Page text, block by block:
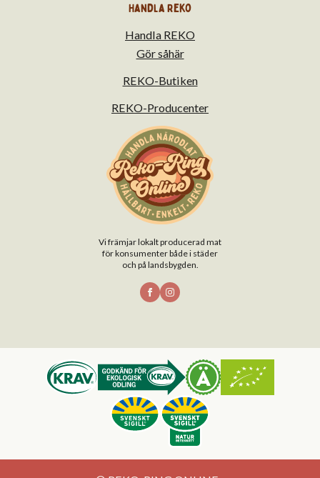
Vi främjar lokalt producerad mat
för konsumenter både i städer
och på landsbygden.
Handla Reko
Handla REKO
Gör såhär
REKO-Butiken
REKO-Producenter